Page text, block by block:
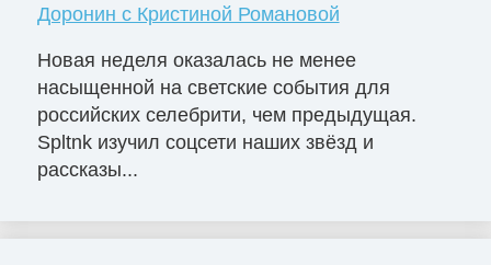
Доронин с Кристиной Романовой
Новая неделя оказалась не менее
насыщенной на светские события для
российских селебрити, чем предыдущая.
Spltnk изучил соцсети наших звёзд и
рассказы...